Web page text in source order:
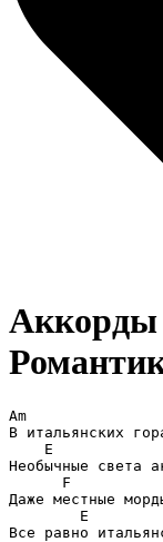
Аккорды
Am
В итальянских
E
Необычные света
F
Даже местные
E
Все равно